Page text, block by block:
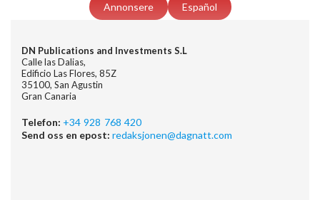
Annonsere Español
DN Publications and Investments S.L
Calle las Dalias,
Edificio Las Flores, 85Z
35100, San Agustin
Gran Canaria
Telefon: +34 928 768 420
Send oss en epost: redaksjonen@dagnatt.com